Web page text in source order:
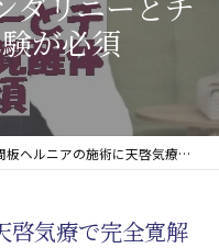
が必須
ニアの施術に天啓気療で完全寛解にはクンダリニーとチャクラ覚醒体験が必須
啓気療で完全寛解